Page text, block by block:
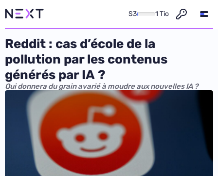
S3 1 Tio
Reddit : cas d’école de la
pollution par les contenus
générés par IA ?
Qui donnera du grain avarié à moudre aux nouvelles IA ?